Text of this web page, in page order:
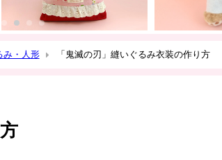
み・人形 「鬼滅の刃」縫いぐるみ衣装の作り方